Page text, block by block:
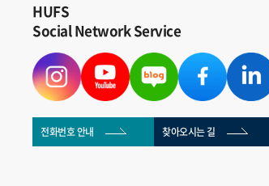
HUFS
Social Network Service
전화번호 안내 찾아오시는 길